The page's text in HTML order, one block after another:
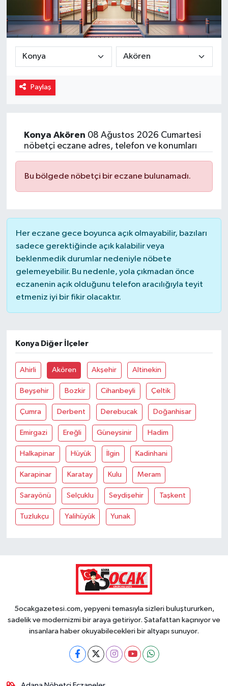
Paylaş
Konya Akören 08 Ağustos 2026 Cumartesi
nöbetçi eczane adres, telefon ve konumları
Bu bölgede nöbetçi bir eczane bulunamadı.
Her eczane gece boyunca açık olmayabilir, bazıları
sadece gerektiğinde açık kalabilir veya
beklenmedik durumlar nedeniyle nöbete
gelemeyebilir. Bu nedenle, yola çıkmadan önce
eczanenin açık olduğunu telefon aracılığıyla teyit
etmeniz iyi bir fikir olacaktır.
Konya Diğer İlçeler
Ahirli Akören Akşehir Altinekin
Beyşehir Bozkir Cihanbeyli Çeltik
Çumra Derbent Derebucak Doğanhisar
Emirgazi Ereğli Güneysinir Hadim
Halkapinar Hüyük İlgin Kadinhani
Karapinar Karatay Kulu Meram
Sarayönü Selçuklu Seydişehir Taşkent
Tuzlukçu Yalihüyük Yunak
5ocakgazetesi.com, yepyeni temasıyla sizleri buluştururken,
sadelik ve modernizmi bir araya getiriyor. Şatafattan kaçınıyor ve
insanlara haber okuyabilecekleri bir altyapı sunuyor.
Magazin
Sağlık
Spor
Yaşam